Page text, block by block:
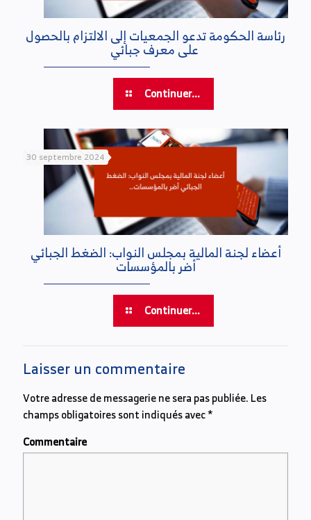
رئاسة الحكومة تدعو الجمعيات إلى الالتزام بالحصول
Continuer...
30 septembre 2024
أعضاء لجنة المالية بمجلس النواب: الضغط الجبائي
أضر بالمؤسسات
Continuer...
Laisser un commentaire
Votre adresse de messagerie ne sera pas publiée.Les
champs obligatoires sont indiqués avec*
Commentaire